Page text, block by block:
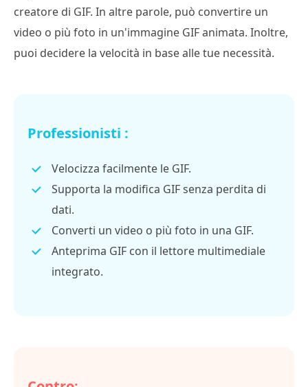
creatore di GIF. In altre parole, può convertire un
video o più foto in un'immagine GIF animata. Inoltre,
puoi decidere la velocità in base alle tue necessità.
Professionisti :
Velocizza facilmente le GIF.
Supporta la modifica GIF senza perdita di
dati.
Converti un video o più foto in una GIF.
Anteprima GIF con il lettore multimediale
integrato.